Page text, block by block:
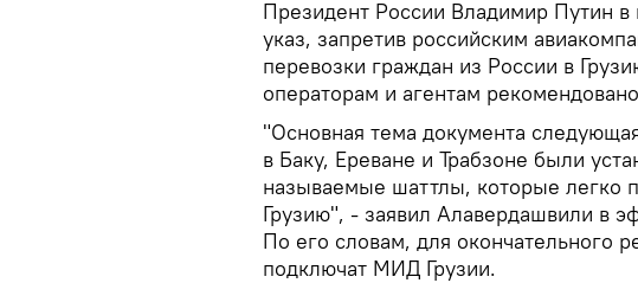
Президент России Владимир Путин
указ, запретив российским
перевозки граждан из России в
операторам и агентам
"Основная тема документа
в Баку, Ереване и Трабзоне были
называемые шаттлы, которые легко
Грузию", - заявил Алавердашвили в
По его словам, для окончательного
подключат МИД Грузии.